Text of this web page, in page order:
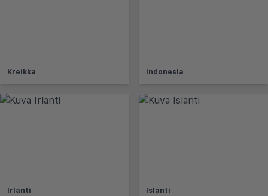
Kreikka Indonesia
Irlanti Islanti